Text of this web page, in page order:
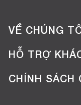
VỀ CHÚNG
Giới thiệu công ty
Tuyển dụng
HỖ TRỢ
Hướng dẫn mua
CHÍNH SÁCH